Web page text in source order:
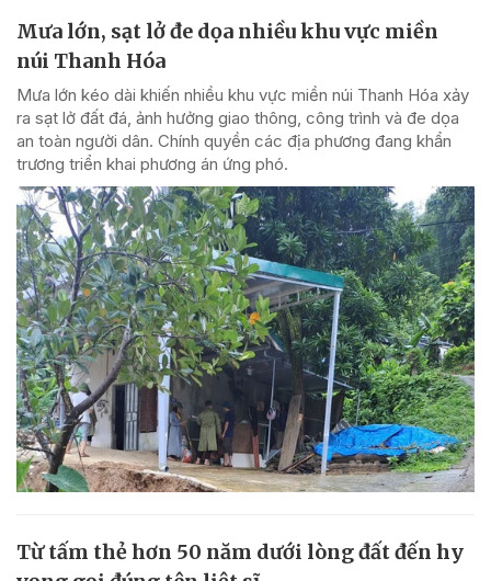
Mưa lớn, sạt lở đe dọa nhiều khu vực miền
núi Thanh Hóa
Mưa lớn kéo dài khiến nhiều khu vực miền núi Thanh Hóa xảy
ra sạt lở đất đá, ảnh hưởng giao thông, công trình và đe dọa
an toàn người dân. Chính quyền các địa phương đang khẩn
trương triển khai phương án ứng phó.
Từ tấm thẻ hơn 50 năm dưới lòng đất đến hy